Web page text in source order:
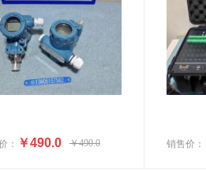
： ￥490.0 ￥490.0 销售价：